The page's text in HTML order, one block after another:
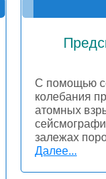
С помощью
колебания
атомных
залежах
Далее...